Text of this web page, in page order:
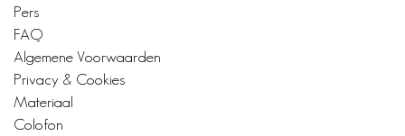
Pers
FAQ
Algemene Voorwaarden
Privacy & Cookies
Materiaal
Colofon